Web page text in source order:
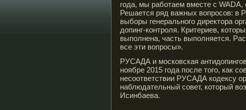
года, мы работаем вместе с
Решается ряд важных вопросов: в
выборы генерального директора
допинг-контроля. Критериев,
выполнена, часть выполняется.
все эти вопросы».
РУСАДА и московская
ноябре 2015 года после того, как
несоответствии РУСАДА кодексу
наблюдательный совет, который
Исинбаева.